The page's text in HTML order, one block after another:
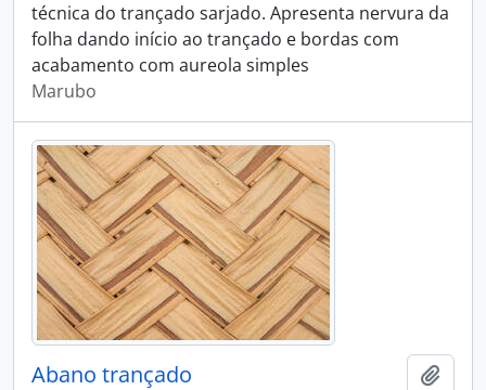
técnica do trançado sarjado. Apresenta nervura da
folha dando início ao trançado e bordas com
acabamento com aureola simples
Marubo
Abano trançado